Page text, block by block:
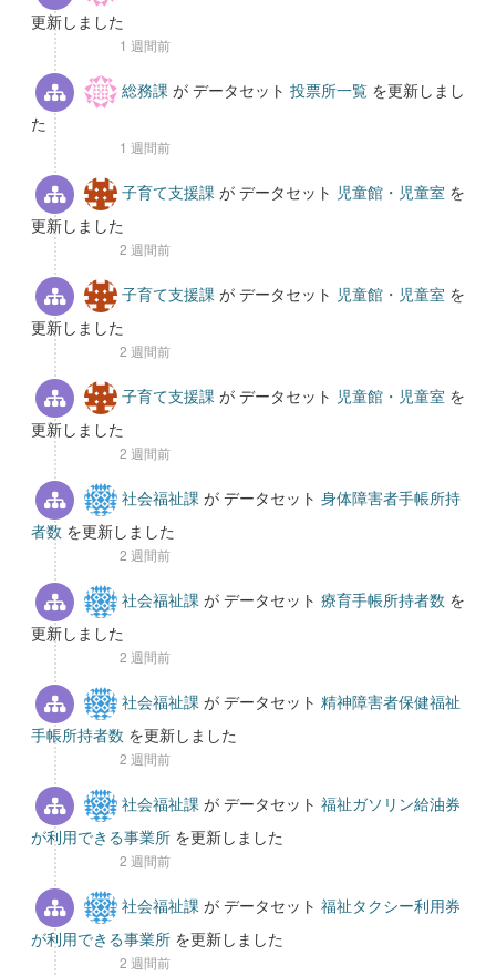
更新しました
1 週間前
総務課 が データセット 投票所一覧 を更新しまし
た
1 週間前
子育て支援課 が データセット 児童館・児童室 を
更新しました
2 週間前
子育て支援課 が データセット 児童館・児童室 を
更新しました
2 週間前
子育て支援課 が データセット 児童館・児童室 を
更新しました
2 週間前
社会福祉課 が データセット 身体障害者手帳所持
者数 を更新しました
2 週間前
社会福祉課 が データセット 療育手帳所持者数 を
更新しました
2 週間前
社会福祉課 が データセット 精神障害者保健福祉
手帳所持者数 を更新しました
2 週間前
社会福祉課 が データセット 福祉ガソリン給油券
が利用できる事業所 を更新しました
2 週間前
社会福祉課 が データセット 福祉タクシー利用券
が利用できる事業所 を更新しました
2 週間前